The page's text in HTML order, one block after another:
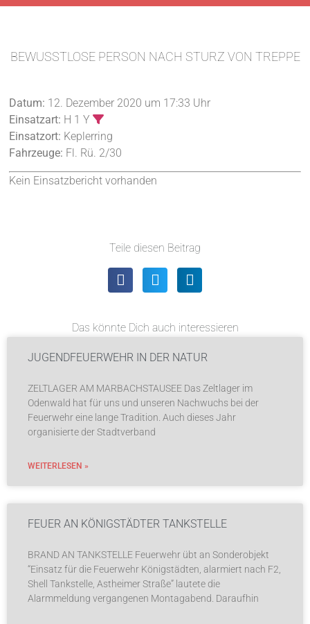
BEWUSSTLOSE PERSON NACH STURZ VON TREPPE
Datum: 12. Dezember 2020 um 17:33 Uhr
Einsatzart: H 1 Y
Einsatzort: Keplerring
Fahrzeuge: Fl. Rü. 2/30
Kein Einsatzbericht vorhanden
Teile diesen Beitrag
Das könnte Dich auch interessieren
JUGENDFEUERWEHR IN DER NATUR
ZELTLAGER AM MARBACHSTAUSEE Das Zeltlager im
Odenwald hat für uns und unseren Nachwuchs bei der
Feuerwehr eine lange Tradition. Auch dieses Jahr
organisierte der Stadtverband
WEITERLESEN »
FEUER AN KÖNIGSTÄDTER TANKSTELLE
BRAND AN TANKSTELLE Feuerwehr übt an Sonderobjekt
“Einsatz für die Feuerwehr Königstädten, alarmiert nach F2,
Shell Tankstelle, Astheimer Straße” lautete die
Alarmmeldung vergangenen Montagabend. Daraufhin